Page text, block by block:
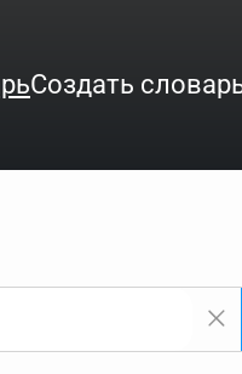
Создать
по начальным